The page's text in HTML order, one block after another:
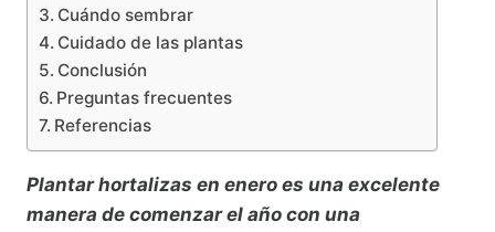
Cuándo sembrar
Cuidado de las plantas
Conclusión
Preguntas frecuentes
Referencias
Plantar hortalizas en enero es una excelente
manera de comenzar el año con una